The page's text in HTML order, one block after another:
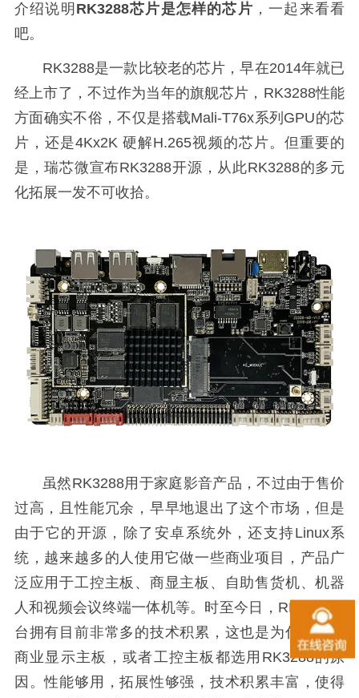
介绍说明 RK3288芯片是怎样的芯片 ，一起来看看
吧。
RK3288是一款比较老的芯片，早在2014年就已
经上市了，不过作为当年的旗舰芯片，RK3288性能
方面确实不俗，不仅是搭载Mali-T76x系列GPU的芯
片，还是4Kx2K 硬解H.265视频的芯片。但重要的
是，瑞芯微宣布RK3288开源，从此RK3288的多元
化拓展一发不可收拾。
虽然RK3288用于家庭影音产品，不过由于售价
过高，且性能冗余，早早地退出了这个市场，但是
由于它的开源，除了安卓系统外，还支持Linux系
统，越来越多的人使用它做一些商业项目，产品广
泛应用于工控主板、商显主板、自助售货机、机器
人和视频会议终端一体机等。时至今日，RK3288平
台拥有目前非常多的技术积累，这也是为什么主流
商业显示主板，或者工控主板都选用RK3288的原
因。性能够用，拓展性够强，技术积累丰富，使得